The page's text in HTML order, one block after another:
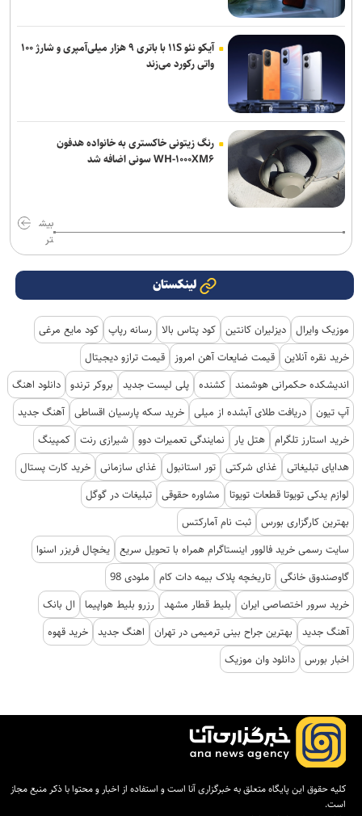
آیکو نئو ۱۱S با باتری ۹ هزار میلی‌آمپری و شارژ ۱۰۰
واتی رکورد می‌زند
رنگ زیتونی خاکستری به خانواده هدفون
WH-۱۰۰۰XM۶ سونی اضافه شد
بیش
تر
لینکستان
موزیک وایرال دیزلیران کانتین کود پتاس بالا رسانه رپاپ کود مایع مرغی
خرید نقره آنلاین قیمت ضایعات آهن امروز
قیمت ترازو دیجیتال
اندیشکده حکمرانی هوشمند کشنده پلی لیست جدید بروکر ترندو دانلود اهنگ
آپ تیون دریافت طلای آبشده از میلی خرید سکه پارسیان اقساطی آهنگ جدید
خرید استارز تلگرام هتل یار نمایندگی تعمیرات دوو شیرازی رنت کمپینگ
هدایای تبلیغاتی
غذای شرکتی تور استانبول غذای سازمانی خرید کارت پستال
لوازم یدکی تویوتا قطعات تویوتا
مشاوره حقوقی تبلیغات در گوگل
بهترین کارگزاری بورس ثبت نام آمارکتس
سایت رسمی خرید فالوور اینستاگرام همراه با تحویل سریع یخچال فریزر اسنوا
گاوصندوق خانگی تاریخچه پلاک بیمه دات کام
ملودی 98
خرید سرور اختصاصی ایران
بلیط قطار مشهد رزرو بلیط هواپیما
ال بانک
آهنگ جدید
بهترین جراح بینی ترمیمی در تهران اهنگ جدید خرید قهوه
اخبار بورس دانلود وان موزیک
کلیه حقوق این پایگاه متعلق به خبرگزاری آنا است و استفاده از اخبار و محتوا با ذکر منبع مجاز
است.